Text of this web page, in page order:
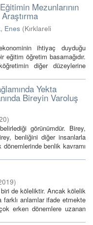
Mezunlarının
Enes (Kırklareli
ihtiyaç duyduğu
eğitim öğretim basamağıdır.
diğer düzeylerine
Yekta
Bireyin Varoluş
)
görünümdür. Birey,
benliğini diğer insanlarla
benlik kavramı
)
biri de köleliktir. Ancak kölelik
farklı anlamlar ifade etmekte
erken dönemlere uzanan